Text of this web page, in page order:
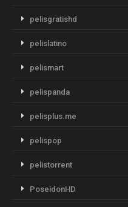
pelisgratishd
pelislatino
pelismart
pelispanda
pelisplus.me
pelispop
pelistorrent
PoseidonHD